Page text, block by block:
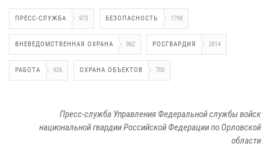
ПРЕСС-СЛУЖБА 973 БЕЗОПАСНОСТЬ 1798
ВНЕВЕДОМСТВЕННАЯ ОХРАНА 962 РОСГВАРДИЯ 2814
РАБОТА 926 ОХРАНА ОБЪЕКТОВ 700
Пресс-служба Управления Федеральной службы войск
национальной гвардии Российской Федерации по Орловской
области